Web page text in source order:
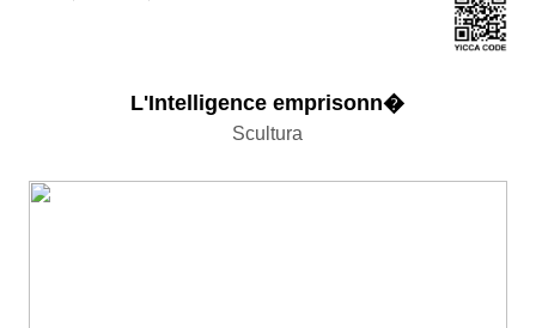
L'Intelligence emprisonn�
Scultura